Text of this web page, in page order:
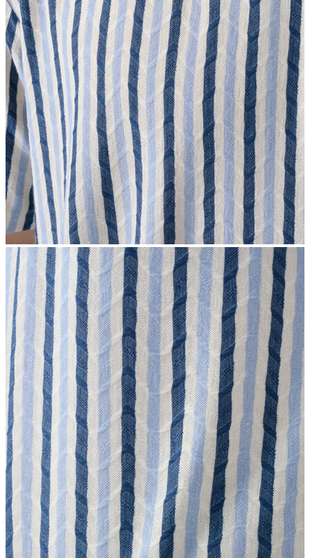
İndirimdekiler
Kadın
Ceket
Hırka
Kaban
Kazak
Mont
Pantolon
Sweatshırt
Gömlek
T-shirt
Elbise
Etek
Atlet
Tayt
Tulum
Bluz
Eşofman Altı
Şort
Yelek
Yağmurluk
Erkek
Ceket
Kaban
Kazak
Pantolon
Sweatshirt
Gömlek
Polo
T-shirt
Atlet
Deniz Şortu
Eşofman Altı
Mont
Şort
Yelek